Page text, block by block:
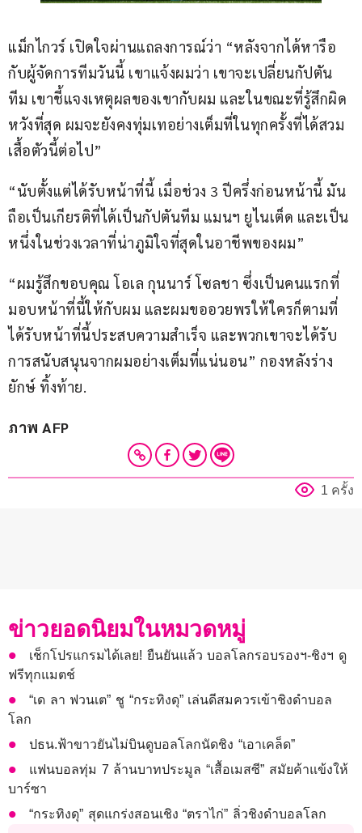
แม็กไกวร์ เปิดใจผ่านแถลงการณ์ว่า “หลังจากได้หารือ
กับผู้จัดการทีมวันนี้ เขาแจ้งผมว่า เขาจะเปลี่ยนกัปตัน
ทีม เขาชี้แจงเหตุผลของเขากับผม และในขณะที่รู้สึกผิด
หวังที่สุด ผมจะยังคงทุ่มเทอย่างเต็มที่ในทุกครั้งที่ได้สวม
เสื้อตัวนี้ต่อไป”
“นับตั้งแต่ได้รับหน้าที่นี้ เมื่อช่วง 3 ปีครึ่งก่อนหน้านี้ มัน
ถือเป็นเกียรติที่ได้เป็นกัปตันทีม แมนฯ ยูไนเต็ด และเป็น
หนึ่งในช่วงเวลาที่น่าภูมิใจที่สุดในอาชีพของผม”
“ผมรู้สึกขอบคุณ โอเล กุนนาร์ โซลชา ซึ่งเป็นคนแรกที่
มอบหน้าที่นี้ให้กับผม และผมขออวยพรให้ใครก็ตามที่
ได้รับหน้าที่นี้ประสบความสำเร็จ และพวกเขาจะได้รับ
การสนับสนุนจากผมอย่างเต็มที่แน่นอน” กองหลังร่าง
ยักษ์ ทิ้งท้าย.
ภาพ AFP
1 ครั้ง
ข่าวยอดนิยมในหมวดหมู่
เช็กโปรแกรมได้เลย! ยืนยันแล้ว บอลโลกรอบรองฯ-ชิงฯ ดู
ฟรีทุกแมตช์
“เด ลา ฟวนเต” ชู “กระทิงดุ” เล่นดีสมควรเข้าชิงดำบอล
โลก
ปธน.ฟ้าขาวยันไม่บินดูบอลโลกนัดชิง “เอาเคล็ด”
แฟนบอลทุ่ม 7 ล้านบาทประมูล “เสื้อเมสซี” สมัยค้าแข้งให้
บาร์ซา
“กระทิงดุ” สุดแกร่งสอนเชิง “ตราไก่” ลิ่วชิงดำบอลโลก